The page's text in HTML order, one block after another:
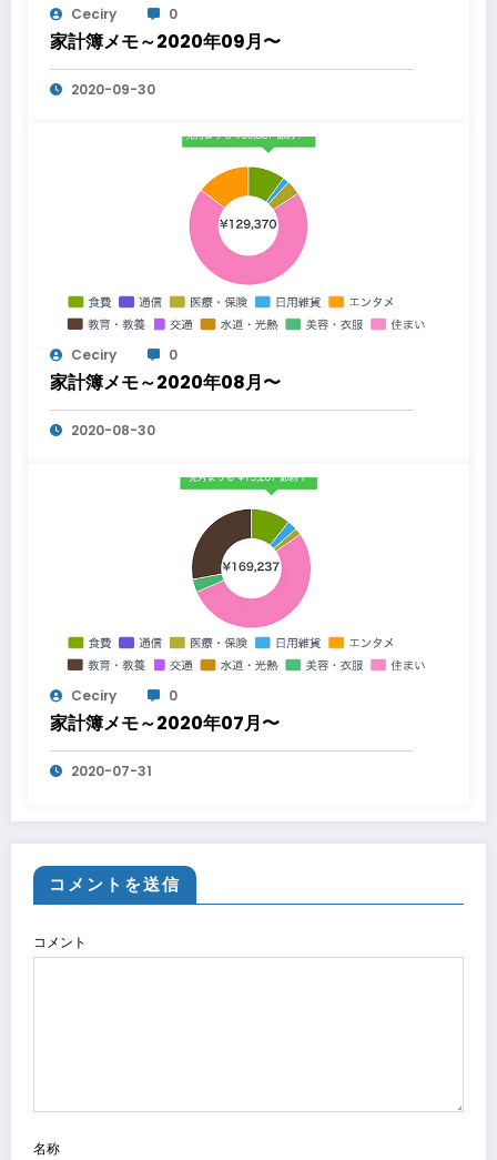
Ceciry 0
家計簿メモ～2020年09月〜
2020-09-30
Ceciry 0
家計簿メモ～2020年08月〜
2020-08-30
Ceciry 0
家計簿メモ～2020年07月〜
2020-07-31
コメントを送信
コメント
名称